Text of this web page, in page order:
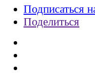
Подписаться
Поделиться